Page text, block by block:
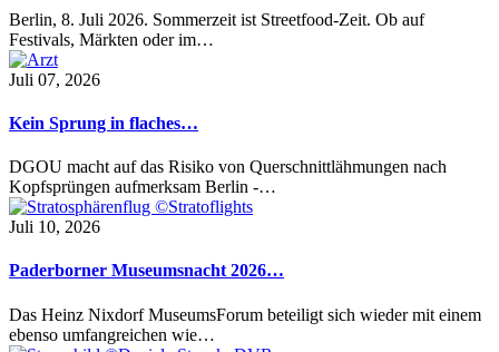
Berlin, 8. Juli 2026. Sommerzeit ist Streetfood-Zeit. Ob auf
Festivals, Märkten oder im…
Juli 07, 2026
Kein Sprung in flaches…
DGOU macht auf das Risiko von Querschnittlähmungen nach
Kopfsprüngen aufmerksam Berlin -…
Juli 10, 2026
Paderborner Museumsnacht 2026…
Das Heinz Nixdorf MuseumsForum beteiligt sich wieder mit einem
ebenso umfangreichen wie…